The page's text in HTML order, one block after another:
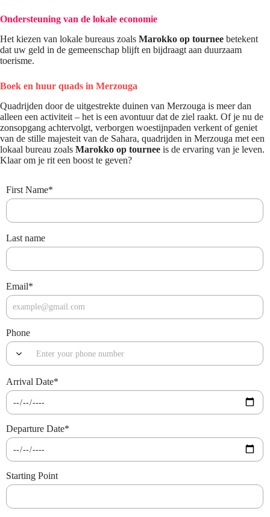
Ondersteuning van de lokale economie
Het kiezen van lokale bureaus zoals Marokko op tournee betekent
dat uw geld in de gemeenschap blijft en bijdraagt ​​aan duurzaam
toerisme.
Boek en huur quads in Merzouga
Quadrijden door de uitgestrekte duinen van Merzouga is meer dan
alleen een activiteit – het is een avontuur dat de ziel raakt. Of je nu de
zonsopgang achtervolgt, verborgen woestijnpaden verkent of geniet
van de stille majesteit van de Sahara, quadrijden in Merzouga met een
lokaal bureau zoals Marokko op tournee is de ervaring van je leven.
Klaar om je rit een boost te geven?
First Name*
Last name
Email*
Phone
Arrival Date*
Departure Date*
Starting Point